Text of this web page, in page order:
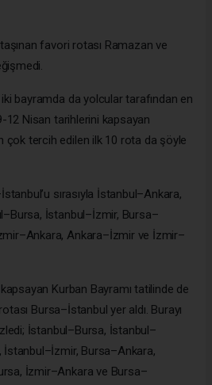
favori rotası Ramazan ve
bayramda da yolcular tarafından en
12 Nisan tarihlerini kapsayan
çok tercih edilen ilk 10 rota da şöyle
sırasıyla İstanbul–Ankara,
İstanbul–İzmir, Bursa–
Ankara–İzmir ve İzmir–
Kurban Bayramı tatilinde de
Bursa–İstanbul yer aldı. Burayı
İstanbul–Bursa, İstanbul–
Bursa–Ankara,
İzmir–Ankara ve Bursa–